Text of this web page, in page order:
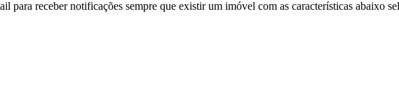
para receber notificações sempre que existir um imóvel com as características abaixo